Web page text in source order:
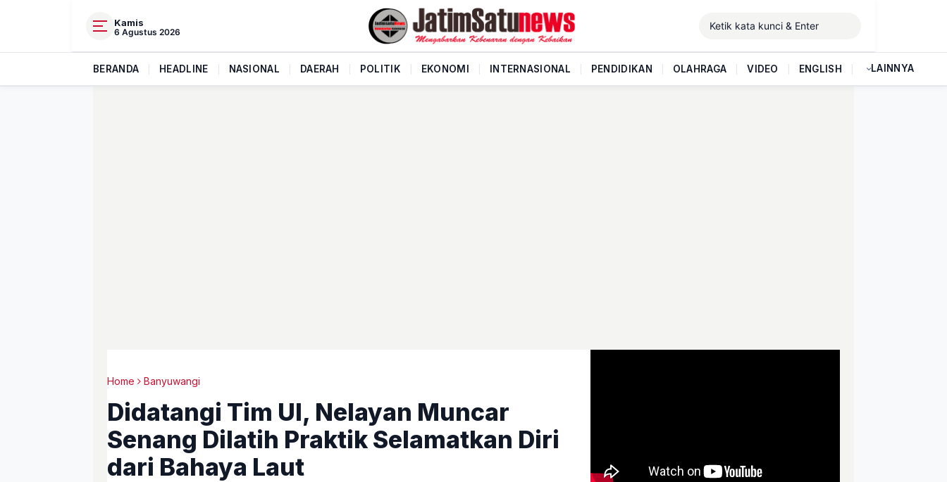
Kamis
6 Agustus 2026
BERANDA HEADLINE NASIONAL DAERAH POLITIK EKONOMI INTERNASIONAL PENDIDIKAN OLAHRAGA VIDEO ENGLISH LAINNYA
Home Banyuwangi
Didatangi Tim UI, Nelayan Muncar
Senang Dilatih Praktik Selamatkan Diri
dari Bahaya Laut